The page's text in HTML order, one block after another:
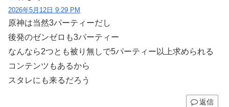
2026年5月12日 9:29 PM
原神は当然3パーティーだし
後発のゼンゼロも3パーティー
なんなら2つとも被り無しで5パーティー以上求められる
コンテンツもあるから
スタレにも来るだろう
返信